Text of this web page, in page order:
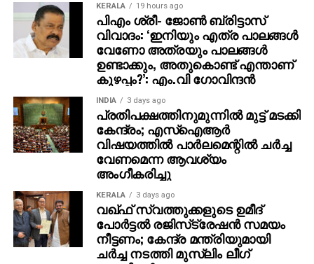
KERALA 19 hours ago
പിഎം ശ്രീ- ജോണ്‍ ബ്രിട്ടാസ്
വിവാദം: ‘ഇനിയും എത്ര പാലങ്ങള്‍
വേണോ അത്രയും പാലങ്ങള്‍
ഉണ്ടാക്കും, അതുകൊണ്ട് എന്താണ്
കുഴപ്പം?’: എം.വി ഗോവിന്ദന്‍
INDIA 3 days ago
പ്രതിപക്ഷത്തിനുമുന്നില്‍ മുട്ട് മടക്കി
കേന്ദ്രം; എസ്ഐആർ
വിഷയത്തിൽ പാർലമെന്റിൽ ചർച്ച
വേണമെന്ന ആവശ്യം
അംഗീകരിച്ചു
KERALA 3 days ago
വഖ്ഫ് സ്വത്തുക്കളുടെ ഉമീദ്
പോര്‍ട്ടല്‍ രജിസ്‌ട്രേഷന്‍ സമയം
നീട്ടണം; കേന്ദ്ര മന്ത്രിയുമായി
ചര്‍ച്ച നടത്തി മുസ്‌ലിം ലീഗ്